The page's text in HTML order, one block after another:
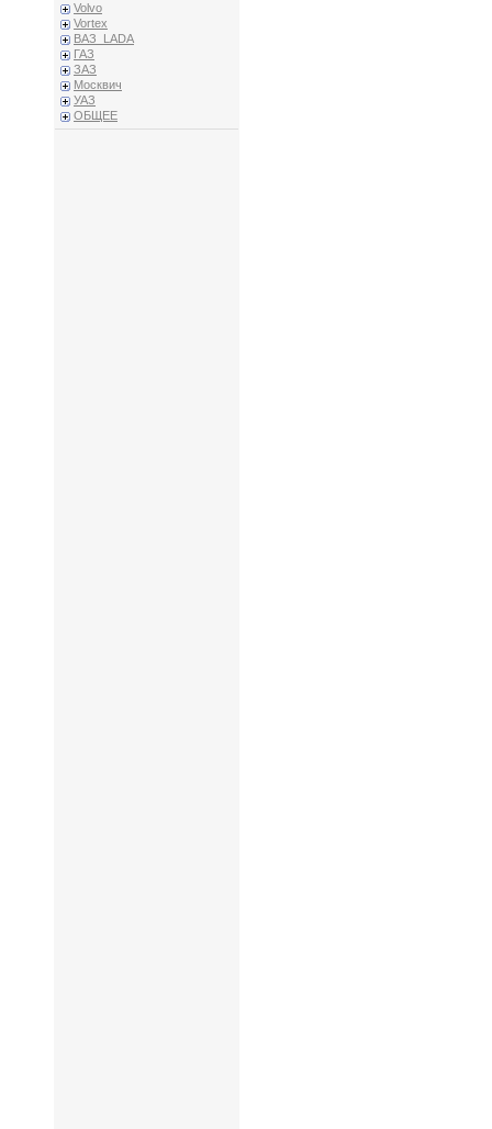
Volvo
Vortex
ВАЗ_LADA
ГАЗ
ЗАЗ
Москвич
УАЗ
ОБЩЕЕ